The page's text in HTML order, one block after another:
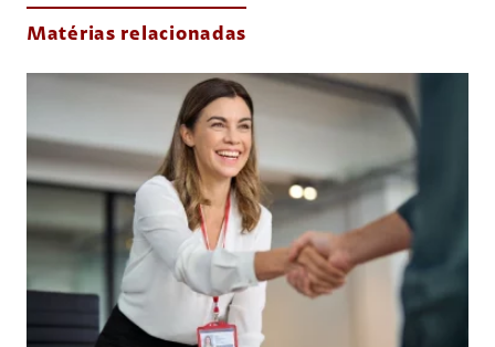
Matérias relacionadas